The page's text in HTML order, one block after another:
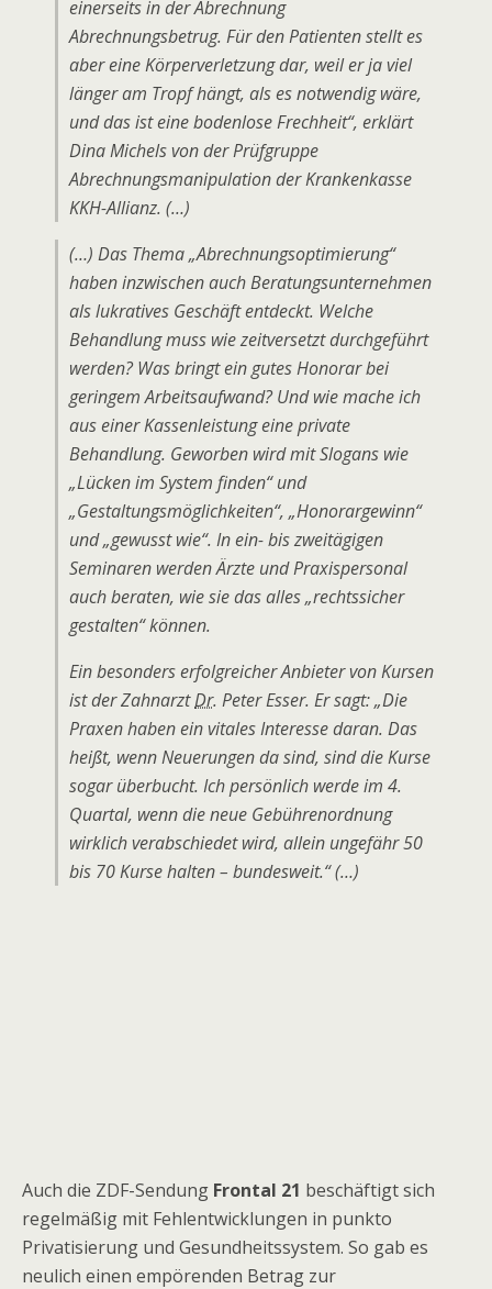
einerseits in der Abrechnung
Abrechnungsbetrug. Für den Patienten stellt es
aber eine Körperverletzung dar, weil er ja viel
länger am Tropf hängt, als es notwendig wäre,
und das ist eine bodenlose Frechheit“, erklärt
Dina Michels von der Prüfgruppe
Abrechnungsmanipulation der Krankenkasse
KKH-Allianz. (…)
(…) Das Thema „Abrechnungsoptimierung“
haben inzwischen auch Beratungsunternehmen
als lukratives Geschäft entdeckt. Welche
Behandlung muss wie zeitversetzt durchgeführt
werden? Was bringt ein gutes Honorar bei
geringem Arbeitsaufwand? Und wie mache ich
aus einer Kassenleistung eine private
Behandlung. Geworben wird mit Slogans wie
„Lücken im System finden“ und
„Gestaltungsmöglichkeiten“, „Honorargewinn“
und „gewusst wie“. In ein- bis zweitägigen
Seminaren werden Ärzte und Praxispersonal
auch beraten, wie sie das alles „rechtssicher
gestalten“ können.
Ein besonders erfolgreicher Anbieter von Kursen
ist der ZahnarztDr. Peter Esser. Er sagt: „Die
Praxen haben ein vitales Interesse daran. Das
heißt, wenn Neuerungen da sind, sind die Kurse
sogar überbucht. Ich persönlich werde im 4.
Quartal, wenn die neue Gebührenordnung
wirklich verabschiedet wird, allein ungefähr 50
bis 70 Kurse halten – bundesweit.“ (…)
Auch die ZDF-Sendung Frontal 21 beschäftigt sich
regelmäßig mit Fehlentwicklungen in punkto
Privatisierung und Gesundheitssystem. So gab es
neulich einen empörenden Betrag zur